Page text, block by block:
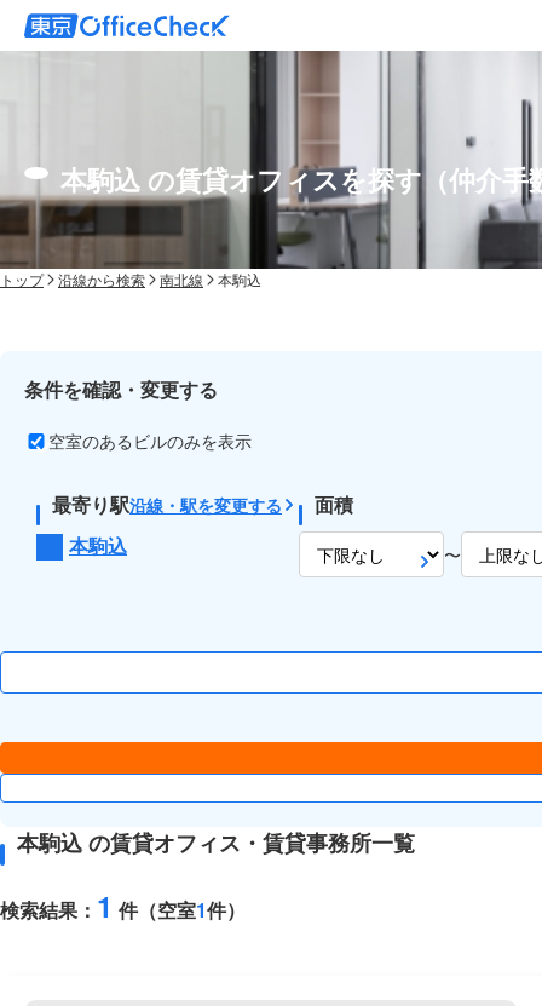
本駒込 の賃貸オフィスを探す（仲介手
トップ 沿線から検索 南北線 本駒込
条件を確認・変更する
空室のあるビルのみを表示
最寄り駅沿線・駅を変更する
本駒込
面積
〜
本駒込 の賃貸オフィス・賃貸事務所一覧
検索結果： 1 件（空室1件）